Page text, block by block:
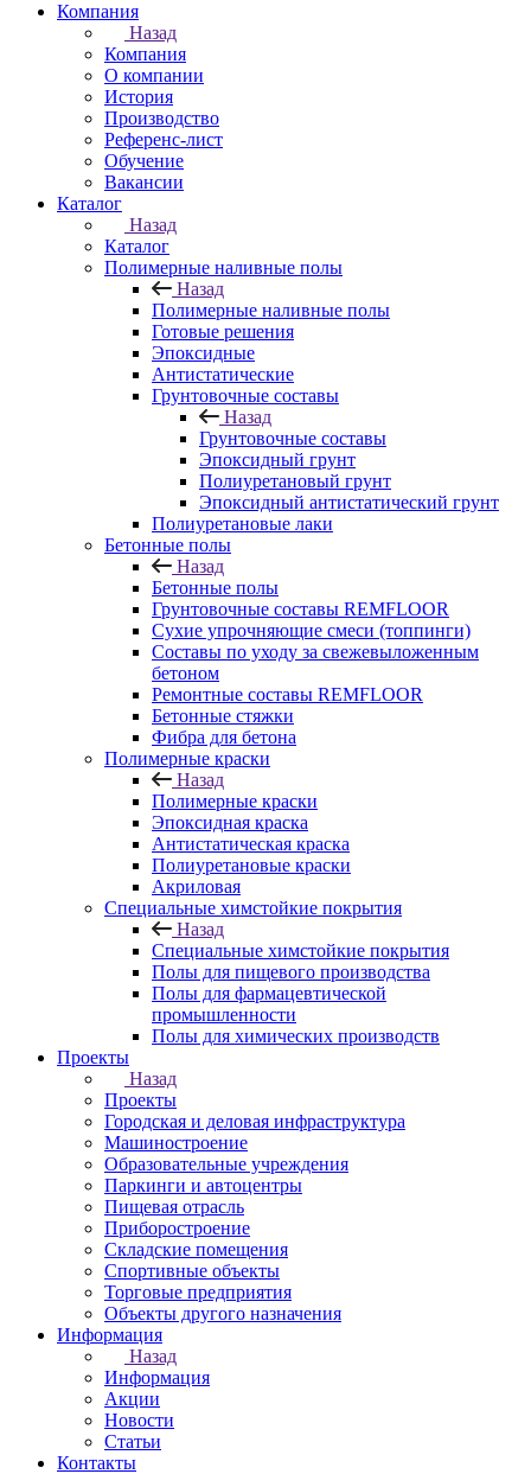
Компания
Назад
Компания
О компании
История
Производство
Референс-лист
Обучение
Вакансии
Каталог
Назад
Каталог
Полимерные наливные полы
Назад
Полимерные наливные полы
Готовые решения
Эпоксидные
Антистатические
Грунтовочные составы
Назад
Грунтовочные составы
Эпоксидный грунт
Полиуретановый грунт
Эпоксидный антистатический грунт
Полиуретановые лаки
Бетонные полы
Назад
Бетонные полы
Грунтовочные составы REMFLOOR
Сухие упрочняющие смеси (топпинги)
Составы по уходу за свежевыложенным
бетоном
Ремонтные составы REMFLOOR
Бетонные стяжки
Фибра для бетона
Полимерные краски
Назад
Полимерные краски
Эпоксидная краска
Антистатическая краска
Полиуретановые краски
Акриловая
Специальные химстойкие покрытия
Назад
Специальные химстойкие покрытия
Полы для пищевого производства
Полы для фармацевтической
промышленности
Полы для химических производств
Проекты
Назад
Проекты
Городская и деловая инфраструктура
Машиностроение
Образовательные учреждения
Паркинги и автоцентры
Пищевая отрасль
Приборостроение
Складские помещения
Спортивные объекты
Торговые предприятия
Объекты другого назначения
Информация
Назад
Информация
Акции
Новости
Статьи
Контакты